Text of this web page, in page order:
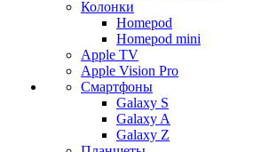
Колонки
Homepod
Homepod mini
Apple TV
Apple Vision Pro
Смартфоны
Galaxy S
Galaxy A
Galaxy Z